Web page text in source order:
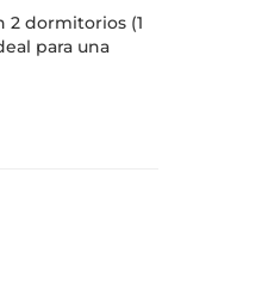
2 dormitorios (1
para una